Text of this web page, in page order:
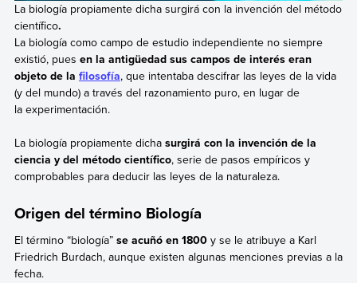
La biología propiamente dicha surgirá con la invención del método
científico.
La biología como campo de estudio independiente no siempre
existió, pues en la antigüedad sus campos de interés eran
objeto de la filosofía, que intentaba descifrar las leyes de la vida
(y del mundo) a través del razonamiento puro, en lugar de
la experimentación.
La biología propiamente dicha surgirá con la invención de la
ciencia y del método científico, serie de pasos empíricos y
comprobables para deducir las leyes de la naturaleza.
Origen del término Biología
El término “biología” se acuñó en 1800y se le atribuye a Karl
Friedrich Burdach, aunque existen algunas menciones previas a la
fecha.